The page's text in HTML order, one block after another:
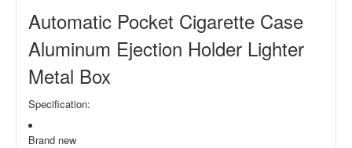
Automatic Pocket Cigarette Case
Aluminum Ejection Holder Lighter
Metal Box
Specification:
Brand new